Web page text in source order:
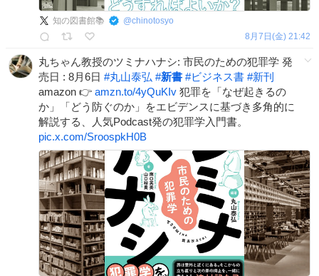
知の図書館📚 @chinotosyo
8月7日(金) 21:42
丸ちゃん教授のツミナハナシ: 市民のための犯罪学 発
売日 : 8月6日 #丸山泰弘 #新書 #ビジネス書 #新刊
amazon 👉 amzn.to/4yQuKIv 犯罪を「なぜ起きるの
か」「どう防ぐのか」をエビデンスに基づき多角的に
解説する、人気Podcast発の犯罪学入門書。
pic.x.com/SroospkH0B